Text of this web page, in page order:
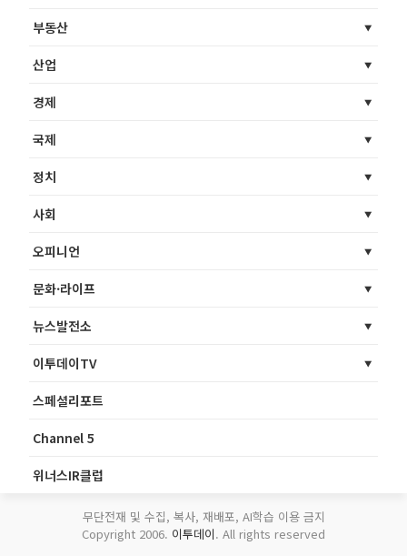
부동산
산업
경제
국제
정치
사회
오피니언
문화·라이프
뉴스발전소
이투데이TV
스페셜리포트
Channel 5
위너스IR클럽
무단전재 및 수집, 복사, 재배포, AI학습 이용 금지
Copyright 2006. 이투데이. All rights reserved